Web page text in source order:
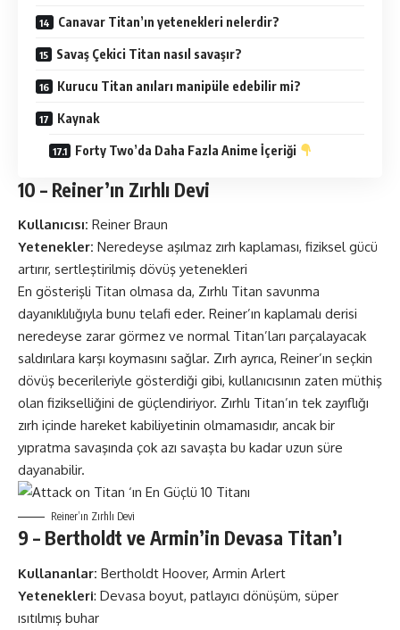
Canavar Titan’ın yetenekleri nelerdir?
Savaş Çekici Titan nasıl savaşır?
Kurucu Titan anıları manipüle edebilir mi?
Kaynak
Forty Two’da Daha Fazla Anime İçeriği
10 – Reiner’ın Zırhlı Devi
Kullanıcısı: Reiner Braun
Yetenekler: Neredeyse aşılmaz zırh kaplaması, fiziksel gücü
artırır, sertleştirilmiş dövüş yetenekleri
En gösterişli Titan olmasa da, Zırhlı Titan savunma
dayanıklılığıyla bunu telafi eder. Reiner’ın kaplamalı derisi
neredeyse zarar görmez ve normal Titan’ları parçalayacak
saldırılara karşı koymasını sağlar. Zırh ayrıca, Reiner’ın seçkin
dövüş becerileriyle gösterdiği gibi, kullanıcısının zaten müthiş
olan fizikselliğini de güçlendiriyor. Zırhlı Titan’ın tek zayıflığı
zırh içinde hareket kabiliyetinin olmamasıdır, ancak bir
yıpratma savaşında çok azı savaşta bu kadar uzun süre
dayanabilir.
Reiner’ın Zırhlı Devi
9 – Bertholdt ve Armin’in Devasa Titan’ı
Kullananlar: Bertholdt Hoover, Armin Arlert
Yetenekleri: Devasa boyut, patlayıcı dönüşüm, süper
ısıtılmış buhar